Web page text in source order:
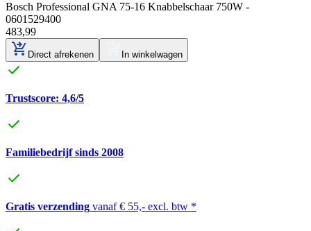
Bosch Professional GNA 75-16 Knabbelschaar 750W -
0601529400
483,99
Direct afrekenen In winkelwagen
Trustscore: 4,6/5
Familiebedrijf sinds 2008
Gratis verzending vanaf € 55,- excl. btw *